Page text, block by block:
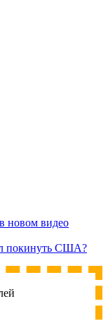
новом видео
покинуть США?